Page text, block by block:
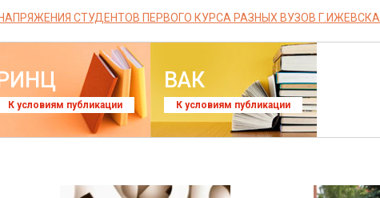
СТУДЕНТОВ ПЕРВОГО КУРСА РАЗНЫХ ВУЗОВ Г.ИЖЕВСКА
К условиям публикации
ВАК
К условиям публикации